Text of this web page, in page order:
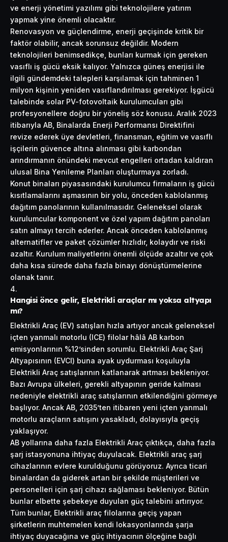
ve enerji yönetimi yazılımı gibi teknolojilere yatırım
yapmak yine önemli olacaktır.
Renovasyon ve güçlendirme, enerji geçişinde kritik bir
faktör olabilir, ancak sorunsuz değildir. Modern
teknolojileri benimsedikçe, bunları kurmak için gereken
vasıflı iş gücü eksik kalıyor. Yalnızca güneş enerjisi ile
ilgili gündemdeki talepleri karşılamak için tahminen 1
milyon kişinin yeniden vasıflandırılması gerekiyor. İşgücü
talebinde solar PV-fotovoltaik kurulumcuları gibi
profesyonellere doğru bir yöneliş söz konusu. Aralık 2023
itibarıyla AB, Binalarda Enerji Performansı Direktifini
revize ederek üye devletleri, finansman, eğitim ve vasıflı
işçilerin güvence altına alınması gibi karbondan
arındırmanın önündeki mevcut engelleri ortadan kaldıran
ulusal Bina Yenileme Planları oluşturmaya zorladı.
Konut binaları piyasasındaki kurulumcu firmaların iş gücü
kısıtlamalarını aşmasının bir yolu, önceden kablolanmış
dağıtım panolarının kullanılmasıdır. Geleneksel olarak
kurulumcular komponent ve özel yapım dağıtım panoları
satın almayı tercih ederler. Ancak önceden kablolanmış
alternatifler ve paket çözümler hızlıdır, kolaydır ve riski
azaltır. Kurulum maliyetlerini önemli ölçüde azaltır ve çok
daha kısa sürede daha fazla binayı dönüştürmelerine
olanak tanır.
Hangisi önce gelir, Elektrikli araçlar mı yoksa altyapı
mı?
Elektrikli Araç (EV) satışları hızla artıyor ancak geleneksel
içten yanmalı motorlu (ICE) filolar hâlâ AB karbon
emisyonlarının %12’sinden sorumlu. Elektrikli Araç Şarj
Altyapısının (EVCI) buna ayak uydurması koşuluyla
Elektrikli Araç satışlarının katlanarak artması bekleniyor.
Bazı Avrupa ülkeleri, gerekli altyapının geride kalması
nedeniyle elektrikli araç satışlarının etkilendiğini görmeye
başlıyor. Ancak AB, 2035’ten itibaren yeni içten yanmalı
motorlu araçların satışını yasakladı, dolayısıyla geçiş
yaklaşıyor.
AB yollarına daha fazla Elektrikli Araç çıktıkça, daha fazla
şarj istasyonuna ihtiyaç duyulacak. Elektrikli araç şarj
cihazlarının evlere kurulduğunu görüyoruz. Ayrıca ticari
binalardan da giderek artan bir şekilde müşterileri ve
personelleri için şarj cihazı sağlaması bekleniyor. Bütün
bunlar elbette şebekeye duyulan güç talebini artırıyor.
Tüm bunlar, Elektrikli araç filolarına geçiş yapan
şirketlerin muhtemelen kendi lokasyonlarında şarja
ihtiyaç duyacağına ve güç ihtiyacının ölçeğine bağlı